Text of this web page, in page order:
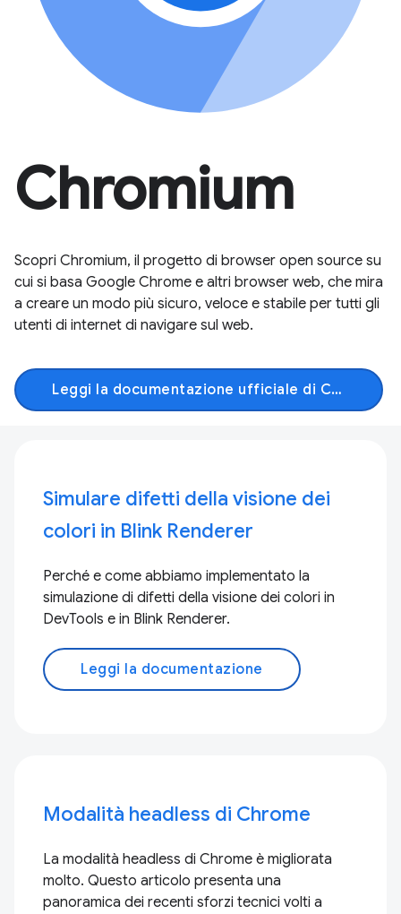
Chromium
Scopri Chromium, il progetto di browser open source su
cui si basa Google Chrome e altri browser web, che mira
a creare un modo più sicuro, veloce e stabile per tutti gli
utenti di internet di navigare sul web.
Leggi la documentazione ufficiale di Chromium
Simulare difetti della visione dei
colori in Blink Renderer
Perché e come abbiamo implementato la
simulazione di difetti della visione dei colori in
DevTools e in Blink Renderer.
Leggi la documentazione
Modalità headless di Chrome
La modalità headless di Chrome è migliorata
molto. Questo articolo presenta una
panoramica dei recenti sforzi tecnici volti a